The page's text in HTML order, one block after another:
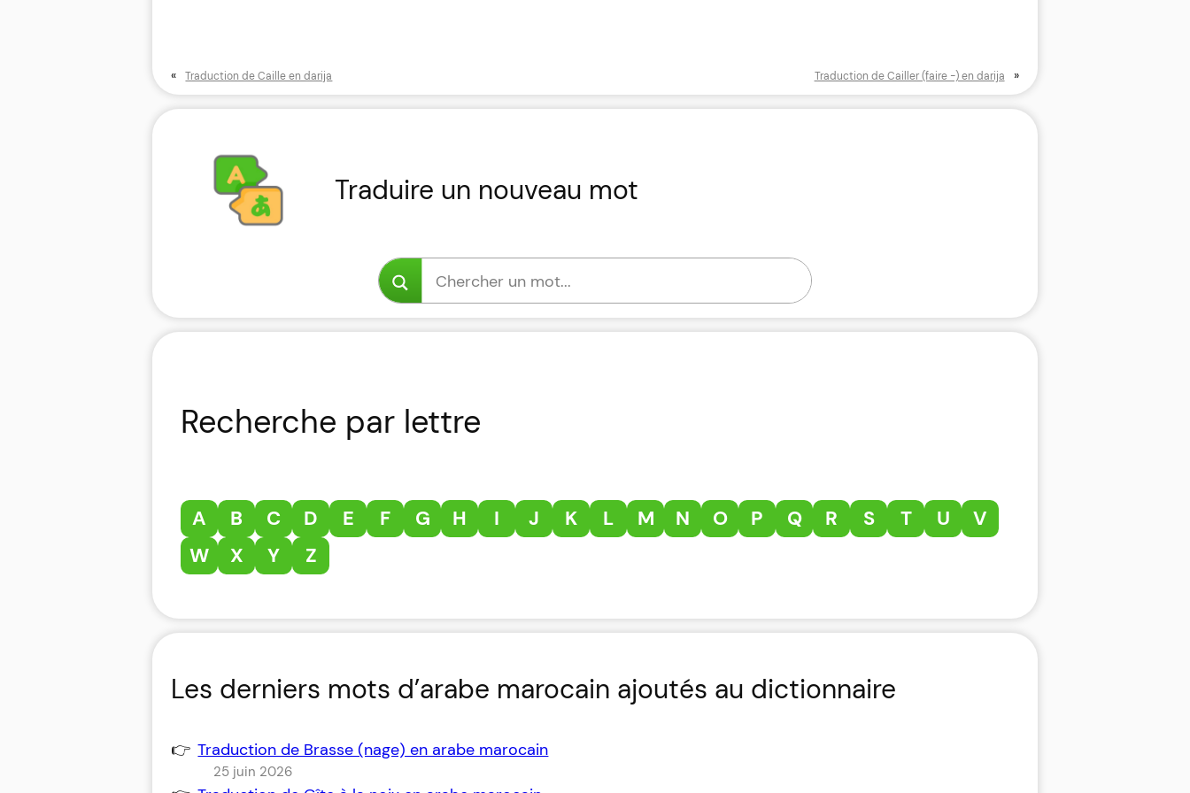
« Traduction de Caille en darija Traduction de Cailler (faire -) en darija »
Traduire un nouveau mot
Recherche par lettre
A B C D E F G H I J K L M N O P Q R S T U
V
W
X Y Z
Les derniers mots d’arabe marocain ajoutés au dictionnaire
Traduction de Brasse (nage) en arabe marocain
25 juin 2026